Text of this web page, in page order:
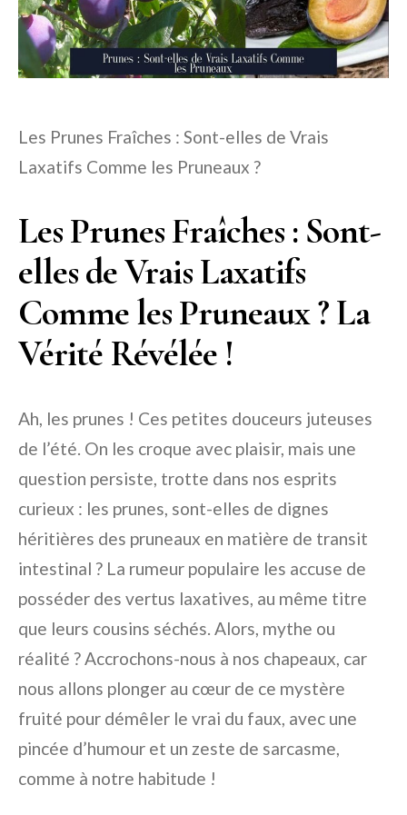
Les Prunes Fraîches : Sont-elles de Vrais
Laxatifs Comme les Pruneaux ?
Les Prunes Fraîches : Sont-
elles de Vrais Laxatifs
Comme les Pruneaux ? La
Vérité Révélée !
Ah, les prunes ! Ces petites douceurs juteuses
de l’été. On les croque avec plaisir, mais une
question persiste, trotte dans nos esprits
curieux : les prunes, sont-elles de dignes
héritières des pruneaux en matière de transit
intestinal ? La rumeur populaire les accuse de
posséder des vertus laxatives, au même titre
que leurs cousins séchés. Alors, mythe ou
réalité ? Accrochons-nous à nos chapeaux, car
nous allons plonger au cœur de ce mystère
fruité pour démêler le vrai du faux, avec une
pincée d’humour et un zeste de sarcasme,
comme à notre habitude !